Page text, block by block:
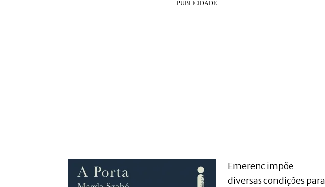
Emerenc impõe
diversas condições para